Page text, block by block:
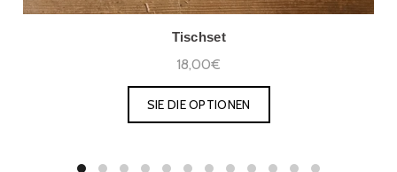
Tischset
18,00€
SIE DIE OPTIONEN